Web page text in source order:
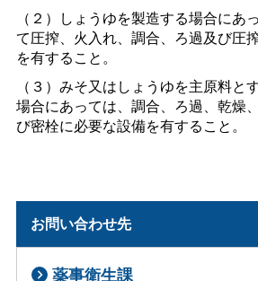
（２）しょうゆを製造する場合にあ
て圧搾、火入れ、調合、ろ過及び圧
を有すること。
（３）みそ又はしょうゆを主原料と
場合にあっては、調合、ろ過、乾燥
び密栓に必要な設備を有すること。
お問い合わせ先
薬事衛生課